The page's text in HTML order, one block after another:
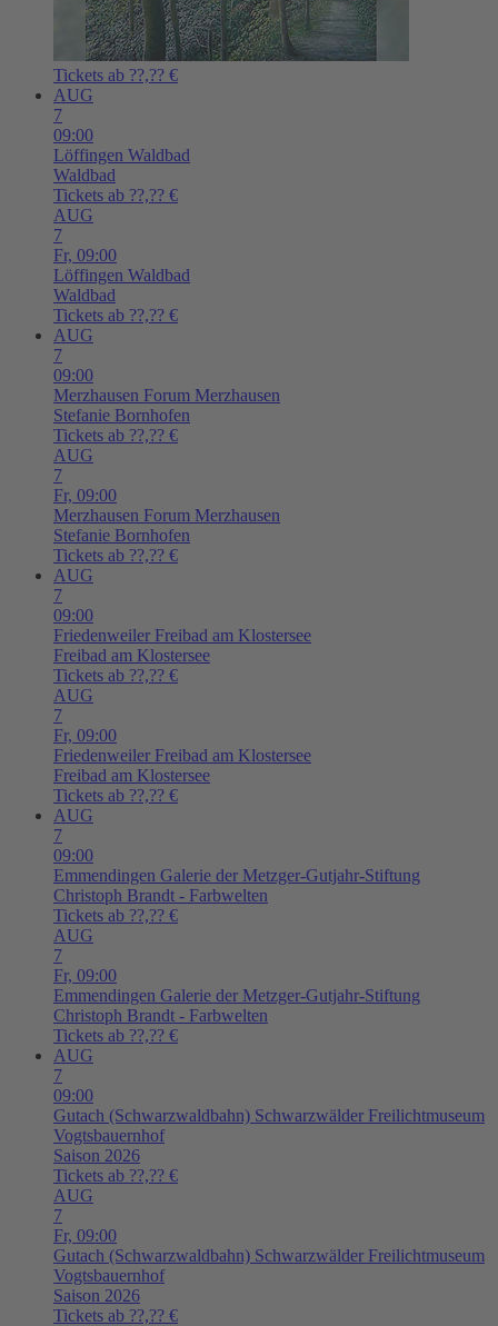
Tickets ab ??,?? €
AUG
7
09:00
Löffingen Waldbad
Waldbad
Tickets ab ??,?? €
AUG
7
Fr, 09:00
Löffingen Waldbad
Waldbad
Tickets ab ??,?? €
AUG
7
09:00
Merzhausen Forum Merzhausen
Stefanie Bornhofen
Tickets ab ??,?? €
AUG
7
Fr, 09:00
Merzhausen Forum Merzhausen
Stefanie Bornhofen
Tickets ab ??,?? €
AUG
7
09:00
Friedenweiler Freibad am Klostersee
Freibad am Klostersee
Tickets ab ??,?? €
AUG
7
Fr, 09:00
Friedenweiler Freibad am Klostersee
Freibad am Klostersee
Tickets ab ??,?? €
AUG
7
09:00
Emmendingen Galerie der Metzger-Gutjahr-Stiftung
Christoph Brandt - Farbwelten
Tickets ab ??,?? €
AUG
7
Fr, 09:00
Emmendingen Galerie der Metzger-Gutjahr-Stiftung
Christoph Brandt - Farbwelten
Tickets ab ??,?? €
AUG
7
09:00
Gutach (Schwarzwaldbahn) Schwarzwälder Freilichtmuseum
Vogtsbauernhof
Saison 2026
Tickets ab ??,?? €
AUG
7
Fr, 09:00
Gutach (Schwarzwaldbahn) Schwarzwälder Freilichtmuseum
Vogtsbauernhof
Saison 2026
Tickets ab ??,?? €